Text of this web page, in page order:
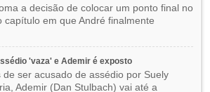
a decisão de colocar um ponto final no
em que André finalmente
'vaza' e Ademir é exposto
ser acusado de assédio por Suely
Ademir (Dan Stulbach) vai até a